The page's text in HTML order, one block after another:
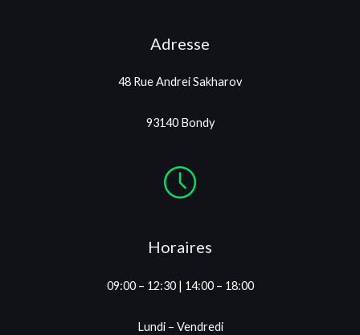
Adresse
48 Rue Andrei Sakharov
93140 Bondy
Horaires
09:00 – 12:30 | 14:00 – 18:00
Lundi – Vendredi